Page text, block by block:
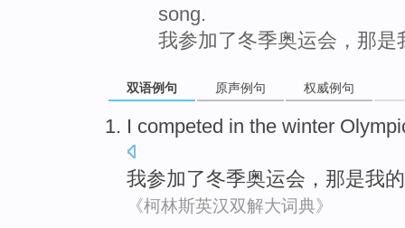
song.
我参加了冬季奥运会，那是
双语例句 原声例句 权威例句
I competed in the winter
我参加了冬季奥运会 ， 那是我的
《柯林斯英汉双解大词典》